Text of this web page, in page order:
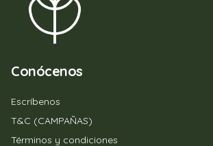
Conócenos
Escríbenos
T&C (CAMPAÑAS)
Términos y condiciones